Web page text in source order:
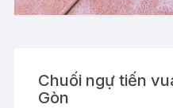
Chuối ngự tiến
Gòn